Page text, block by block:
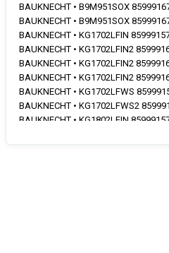
BAUKNECHT • B9M951SOX
BAUKNECHT • B9M951SOX
BAUKNECHT • KG1702LFIN
BAUKNECHT • KG1702LFIN2
BAUKNECHT • KG1702LFIN2
BAUKNECHT • KG1702LFIN2
BAUKNECHT • KG1702LFWS
BAUKNECHT • KG1702LFWS2
BAUKNECHT • KG1802LFIN
BAUKNECHT • KG1802LFIN2